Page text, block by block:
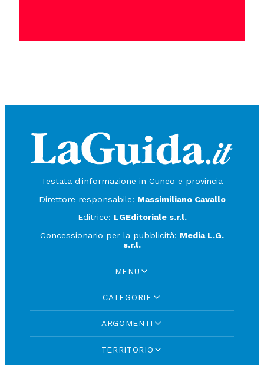
Testata d'informazione in Cuneo e provincia
Direttore responsabile: Massimiliano Cavallo
Editrice: LGEditoriale s.r.l.
Concessionario per la pubblicità: Media L.G.
s.r.l.
MENU
CATEGORIE
ARGOMENTI
TERRITORIO